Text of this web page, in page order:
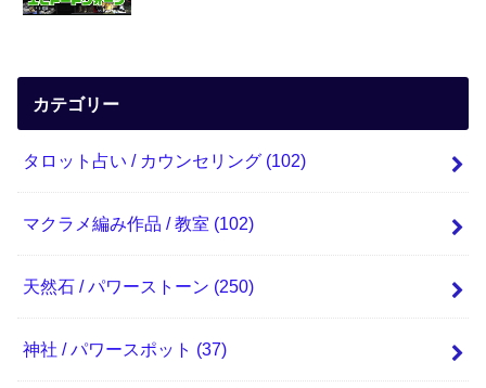
カテゴリー
タロット占い / カウンセリング (102)
マクラメ編み作品 / 教室 (102)
天然石 / パワーストーン (250)
神社 / パワースポット (37)